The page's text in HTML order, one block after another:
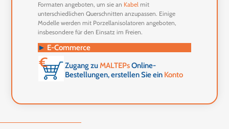
Formaten angeboten, um sie an Kabel mit
unterschiedlichen Querschnitten anzupassen. Einige
Modelle werden mit Porzellanisolatoren angeboten,
insbesondere für den Einsatz im Freien.
► E-Commerce
Zugang zuMALTEPsOnline-
Bestellungen, erstellen Sie ein Konto